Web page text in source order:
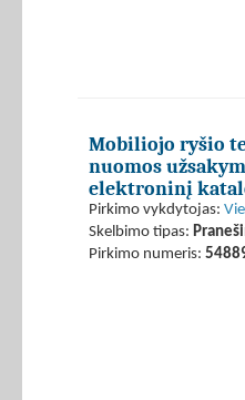
Mobiliojo ryšio
nuomos
elektroninį
Pirkimo vykdytojas:
Skelbimo tipas:
Pirkimo numeris: